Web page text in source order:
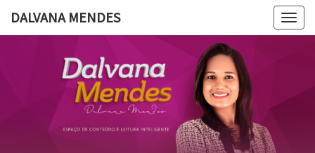
DALVANA MENDES
DALVANA
MENDES
Espaço De
Conteúdo
E Leitura
Inteligente